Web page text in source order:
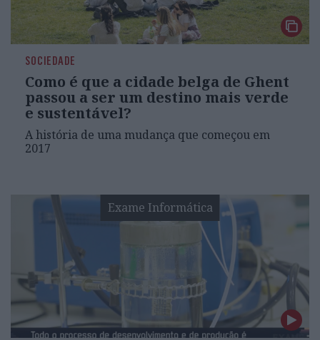
SOCIEDADE
Como é que a cidade belga de Ghent
passou a ser um destino mais verde
e sustentável?
A história de uma mudança que começou em
2017
Exame Informática